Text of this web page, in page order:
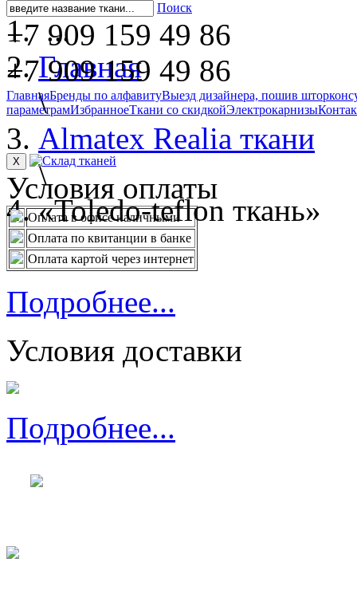
...
Главная
\
Almatex Realia ткани
\
«Toledo-teflon ткань»
Поиск
+7 909 159 49 86
+7 909 159 49 86
ГлавнаяБренды по алфавитуВыезд дизайнера, пошив штор
параметрамИзбранноеТкани со скидкойЭлектрокарнизы
X
Условия оплаты
Оплата в офисе наличными
Оплата по квитанции в банке
Оплата картой через интернет
Подробнее...
Условия доставки
Подробнее...